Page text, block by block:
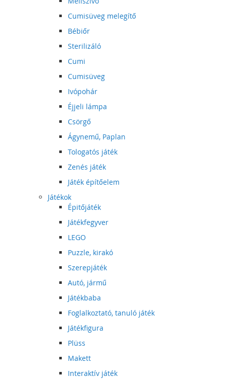
Cumisüveg melegítő
Bébiőr
Sterilizáló
Cumi
Cumisüveg
Ivópohár
Éjjeli lámpa
Csörgő
Ágynemű, Paplan
Tologatós játék
Zenés játék
Játék építőelem
Játékok
Épitőjáték
Játékfegyver
LEGO
Puzzle, kirakó
Szerepjáték
Autó, jármű
Játékbaba
Foglalkoztató, tanuló játék
Játékfigura
Plüss
Makett
Interaktív játék